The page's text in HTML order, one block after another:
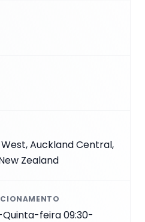
Auckland Central,
Zealand
feira 09:30-